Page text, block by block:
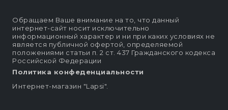
Обращаем Ваше внимание на то, что данный
интернет-сайт носит исключительно
информационный характер и ни при каких условиях не
является публичной офертой, определяемой
положениями статьи п. 2 ст. 437 Гражданского кодекса
Российской Федерации
Политика конфеденциальности
Интернет-магазин "Lapsi".